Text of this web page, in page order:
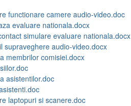
functionare camere audio-video.doc
evaluare nationala.docx
simulare evaluare nationala.docx
supraveghere audio-video.docx
membrilor comisiei.docx
asistentilor.doc
laptopuri si scanere.doc